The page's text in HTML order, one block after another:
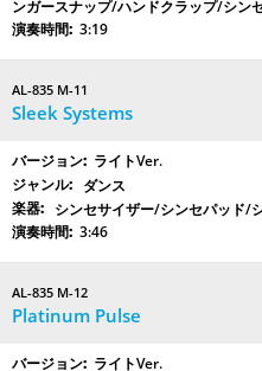
ンガースナップ/ハンドクラップ/シン
3:19
AL-835 M-11
Sleek Systems
ライトVer.
ダンス
シンセサイザー/シンセパッド/
3:46
AL-835 M-12
Platinum Pulse
ライトVer.